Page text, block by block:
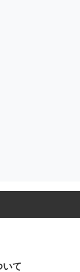
いて